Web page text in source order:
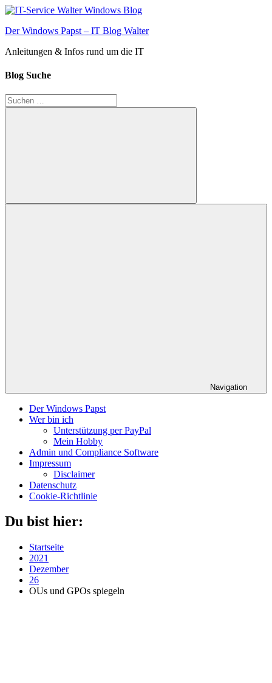
Zum
springen
Der Windows Papst – IT Blog Walter
Anleitungen & Infos rund um die IT
Blog Suche
Suchen
nach:
Suchen
Navigation
Der Windows Papst
Wer bin ich
Unterstützung per PayPal
Mein Hobby
Admin und Compliance Software
Impressum
Disclaimer
Datenschutz
Cookie-Richtlinie
Du bist hier:
Startseite
2021
Dezember
26
OUs und GPOs spiegeln